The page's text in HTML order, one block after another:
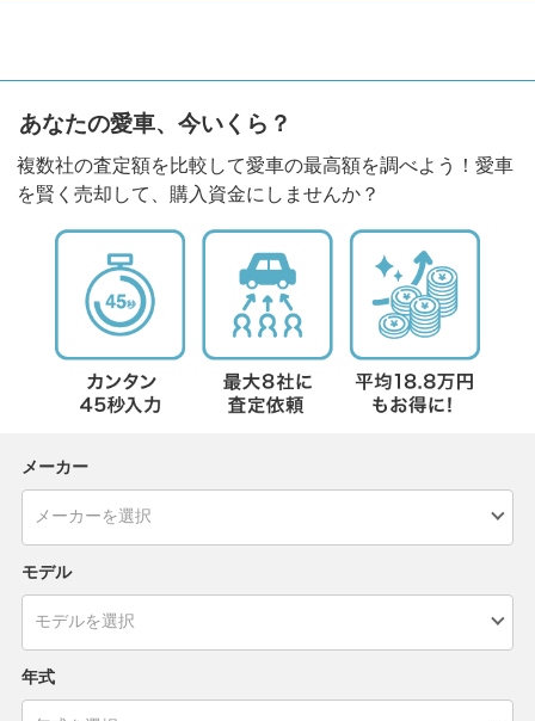
あなたの愛車、今いくら？
複数社の査定額を比較して愛車の最高額を調べよう！愛車
を賢く売却して、購入資金にしませんか？
メーカー
モデル
年式